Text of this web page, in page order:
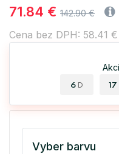
71.84 € 142.90 €
Cena bez DPH: 58.41 €
6 D 17
Vyber barvu